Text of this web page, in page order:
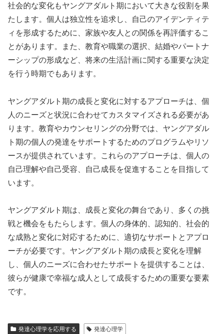
社会的な変化もヤングアダルト期において大きな役割を果
たします。個人は独立性を追求し、自己のアイデンティテ
ィを形成するために、家族や友人との関係を再評価するこ
とがあります。また、教育や職業の選択、結婚やパートナ
ーシップの形成など、将来の生活計画に関する重要な決定
を行う時期でもあります。
ヤングアダルト期の成長と変化に対するアプローチは、個
人のニーズと状況に合わせてカスタマイズされる必要があ
ります。教育やカウンセリングの分野では、ヤングアダル
ト期の個人の発達をサポートするためのプログラムやリソ
ースが提供されています。これらのアプローチは、個人の
自己理解や自己受容、自己成長を促進することを目指して
います。
ヤングアダルト期は、成長と変化の舞台であり、多くの挑
戦と機会をもたらします。個人の身体的、認知的、社会的
な成熟と変化に対応するために、適切なサポートとアプロ
ーチが必要です。ヤングアダルト期の成長と変化を理解
し、個人のニーズに合わせたサポートを提供することは、
彼らが健康で幸福な成人として成長するための重要な要素
です。
発達心理学を応用する 発達心理学